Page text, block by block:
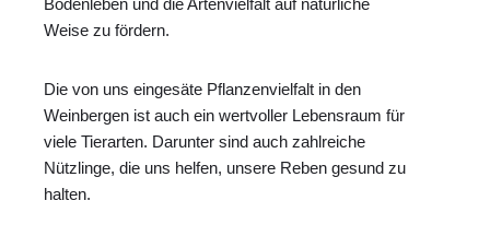
Weise zu fördern.
Die von uns eingesäte Pflanzenvielfalt in den
Weinbergen ist auch ein wertvoller Lebensraum für
viele Tierarten. Darunter sind auch zahlreiche
Nützlinge, die uns helfen, unsere Reben gesund zu
halten.